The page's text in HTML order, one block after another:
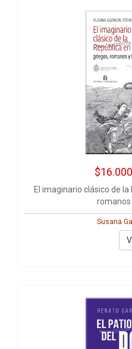
$16.000
El imaginario clásico de
romanos
Susana